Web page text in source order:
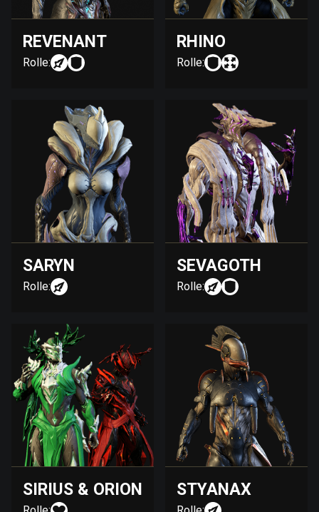
REVENANT
Rolle:
RHINO
Rolle:
SARYN
Rolle:
SEVAGOTH
Rolle:
SIRIUS & ORION STYANAX